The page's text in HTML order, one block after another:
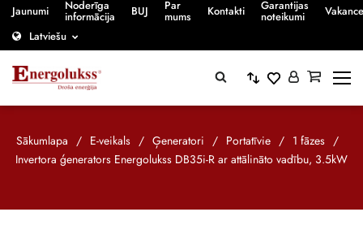
Jaunumi Noderīga
informācija BUJ Par
mums Kontakti Garantijas
noteikumi
Latviešu
Sākumlapa / E-veikals / Ģeneratori / Portatīvie / 1 fāzes /
Invertora ģenerators Energolukss DB35i-R ar attālināto vadību, 3.5kW